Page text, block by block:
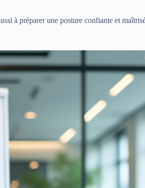
à préparer une posture confiante et